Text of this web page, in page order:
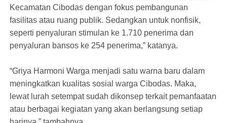
Kecamatan Cibodas dengan fokus pembangunan
fasilitas atau ruang publik. Sedangkan untuk nonfisik,
seperti penyaluran stimulan ke 1.710 penerima dan
penyaluran bansos ke 254 penerima,” katanya.
“Griya Harmoni Warga menjadi satu warna baru dalam
meningkatkan kualitas sosial warga Cibodas. Maka,
lewat lurah setempat sudah dikonsep terkait pemanfaatan
atau berbagai kegiatan yang akan berlangsung setiap